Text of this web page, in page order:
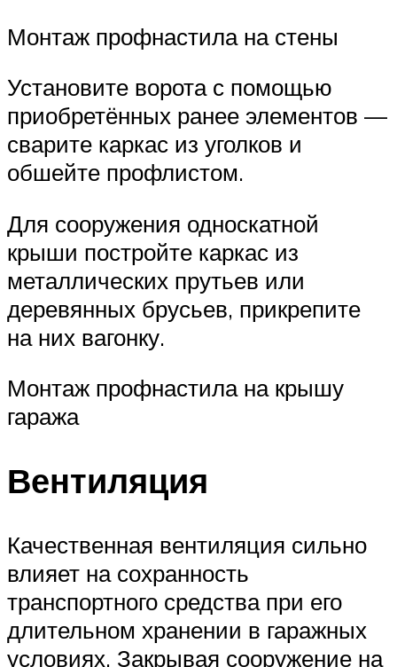
Монтаж профнастила на стены
Установите ворота с помощью
приобретённых ранее элементов —
сварите каркас из уголков и
обшейте профлистом.
Для сооружения односкатной
крыши постройте каркас из
металлических прутьев или
деревянных брусьев, прикрепите
на них вагонку.
Монтаж профнастила на крышу
гаража
Вентиляция
Качественная вентиляция сильно
влияет на сохранность
транспортного средства при его
длительном хранении в гаражных
условиях. Закрывая сооружение на